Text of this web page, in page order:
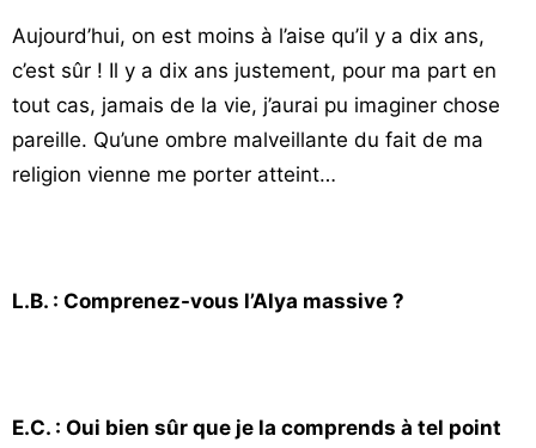
Aujourd’hui, on est moins à l’aise qu’il y a dix ans,
c’est sûr ! Il y a dix ans justement, pour ma part en
tout cas, jamais de la vie, j’aurai pu imaginer chose
pareille. Qu’une ombre malveillante du fait de ma
religion vienne me porter atteint…
L.B. : Comprenez-vous l’Alya massive ?
E.C. : Oui bien sûr que je la comprends à tel point